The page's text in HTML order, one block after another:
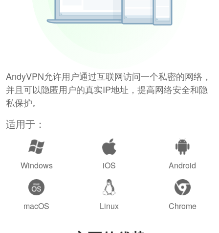
AndyVPN允许用户通过互联网访问一个私密的网络，
并且可以隐匿用户的真实IP地址，提高网络安全和隐
私保护。
适用于：
Windows iOS Android
macOS Linux Chrome